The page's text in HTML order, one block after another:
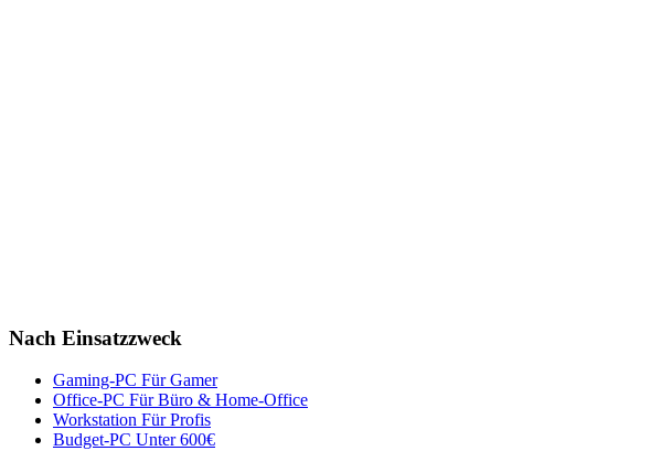
Nach Einsatzzweck
Gaming-PC Für Gamer
Office-PC Für Büro & Home-Office
Workstation Für Profis
Budget-PC Unter 600€